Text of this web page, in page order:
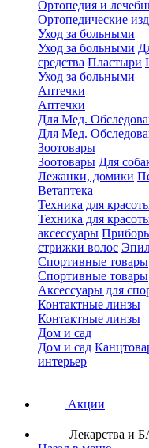
Ортопедия и
Ортопедические
Уход за больными
Уход за больными
средства Пластыри
Уход за больными
Аптечки
Аптечки
Для Мед.
Для Мед.
Зоотовары
Зоотовары Для
Лежанки, домики
Ветаптека
Техника для
Техника для
аксессуары
стрижки волос
Спортивные товары
Спортивные товары
Аксессуары для
Контактные линзы
Контактные линзы
Дом и сад
Дом и сад
интерьер
Акции
Лекарства и